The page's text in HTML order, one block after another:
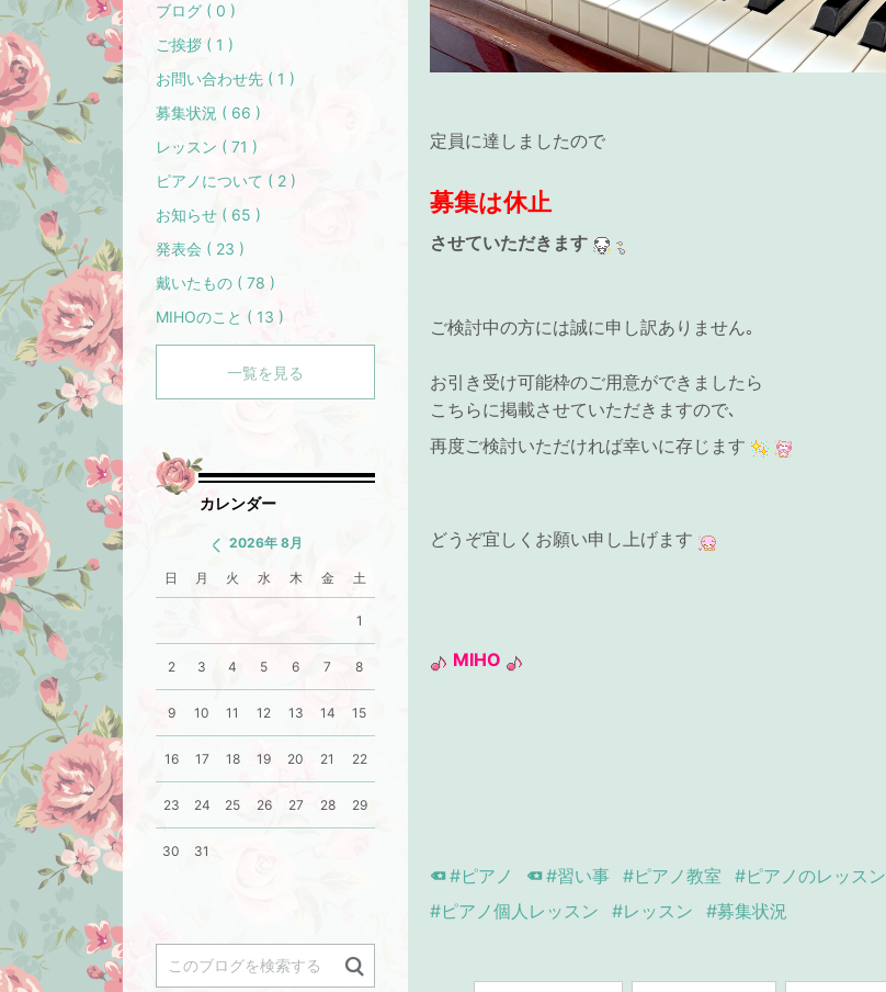
定員に達しましたので
募集は休止
させていただきます
ご検討中の方には誠に申し訳ありません｡
お引き受け可能枠のご用意ができましたら
こちらに掲載させていただきますので､
再度ご検討いただければ幸いに存じます
どうぞ宜しくお願い申し上げます
MIHO
#ピアノ #習い事 #ピアノ教室
#ピアノのレッスン
#ピアノ個人レッスン
#レッスン #募集状況
ブログ ( 0 )
ご挨拶 ( 1 )
お問い合わせ先 ( 1 )
募集状況 ( 66 )
レッスン ( 71 )
ピアノについて ( 2 )
お知らせ ( 65 )
発表会 ( 23 )
戴いたもの ( 78 )
MIHOのこと ( 13 )
一覧を見る
カレンダー
2026年 8月
日 月 火 水 木 金 土
1
2 3 4 5 6 7 8
9 10 11 12 13 14 15
16 17 18 19 20 21 22
23 24 25 26 27 28 29
30 31